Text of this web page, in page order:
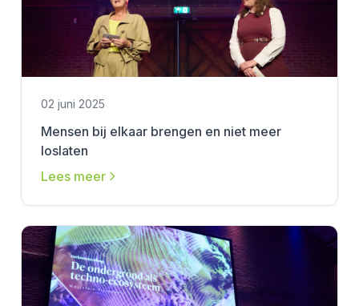
02 juni 2025
Mensen bij elkaar brengen en niet meer
loslaten
Lees meer